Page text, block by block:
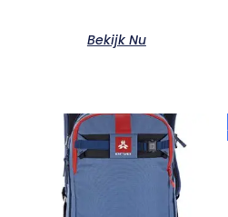
Bekijk Nu